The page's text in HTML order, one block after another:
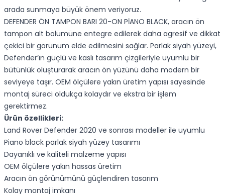
arada sunmaya büyük önem veriyoruz.
DEFENDER ÖN TAMPON BARI 20-ON PİANO BLACK, aracın ön
tampon alt bölümüne entegre edilerek daha agresif ve dikkat
çekici bir görünüm elde edilmesini sağlar. Parlak siyah yüzeyi,
Defender’ın güçlü ve kaslı tasarım çizgileriyle uyumlu bir
bütünlük oluşturarak aracın ön yüzünü daha modern bir
seviyeye taşır. OEM ölçülere yakın üretim yapısı sayesinde
montaj süreci oldukça kolaydır ve ekstra bir işlem
gerektirmez.
Ürün özellikleri:
Land Rover Defender 2020 ve sonrası modeller ile uyumlu
Piano black parlak siyah yüzey tasarımı
Dayanıklı ve kaliteli malzeme yapısı
OEM ölçülere yakın hassas üretim
Aracın ön görünümünü güçlendiren tasarım
Kolay montaj imkanı